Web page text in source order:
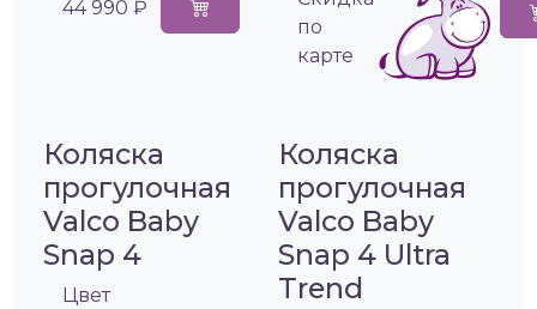
44 990 ₽
по
карте
Коляска
прогулочная
Valco Baby
Snap 4
Цвет
Коляска
прогулочная
Valco Baby
Snap 4 Ultra
Trend